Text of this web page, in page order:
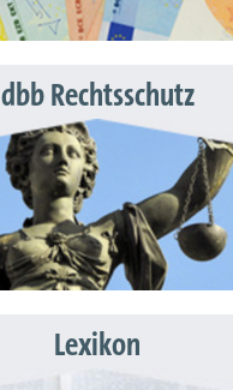
dbb Rechtsschutz
Lexikon